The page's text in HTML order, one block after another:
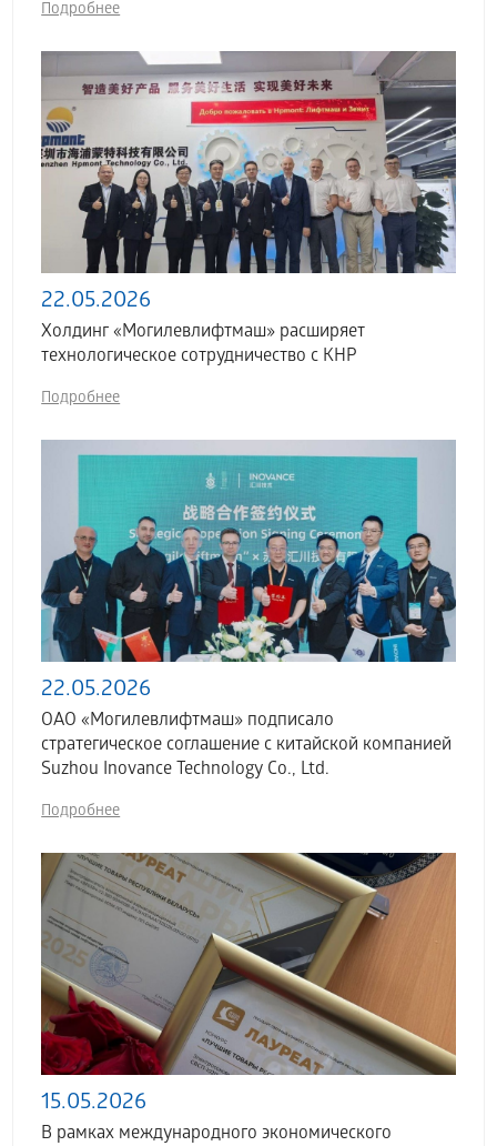
Подробнее
22.05.2026
Холдинг «Могилевлифтмаш» расширяет
технологическое сотрудничество с КНР
Подробнее
22.05.2026
ОАО «Могилевлифтмаш» подписало
стратегическое соглашение с китайской компанией
Suzhou Inovance Technology Co., Ltd.
Подробнее
15.05.2026
В рамках международного экономического